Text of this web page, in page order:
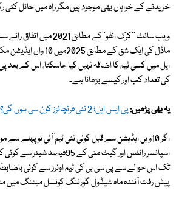
خریدنے کے خواہاں بھی موجود ہیں مگر راہ میں حائل کئی
ویب سائٹ ''کرک انفو''کے
ماڈل کی ایک شق کے مطابق
ایل میں کسی ٹیم کا اضافہ نہیں کیا جاسکتا، اس کے بعد
کی تعداد کب اور کیسے بڑھانا ہے۔
یہ بھی پڑھیں:پی ایس ایل؛ 2 نئی فرنچائزز کون سی ہوں گی؟
اسپانسر رائٹس اور گیٹ منی کے
تک اس حوالے سے پی سی بی کی ٹیم اونرز سے کوئی
پیش رفت آئندہ ماہ شیڈول گورننگ کونسل میٹنگ میں